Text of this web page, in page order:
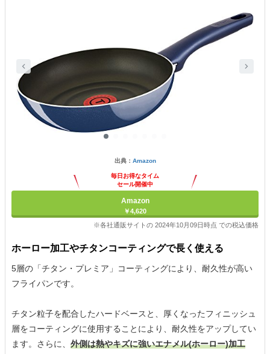
出典： Amazon
毎日お得なタイム
セール開催中
Amazon
￥4,620
※各社通販サイトの 2024年10月09日時点 での税込価格
ホーロー加工やチタンコーティングで長く使える
5層の「チタン・プレミア」コーティングにより、耐久性が高い
フライパンです。
チタン粒子を配合したハードベースと、厚くなったフィニッシュ
層をコーティングに使用することにより、耐久性をアップしてい
ます。さらに、 外側は熱やキズに強いエナメル(ホーロー)加工